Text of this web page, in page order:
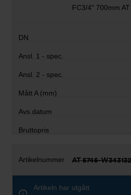
FC3/4" 700mm AT
AT 5745-
Artikeln har utgått